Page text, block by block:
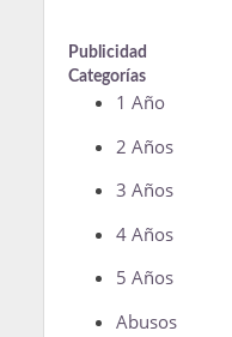
Publicidad
Categorías
1 Año
2 Años
3 Años
4 Años
5 Años
Abusos